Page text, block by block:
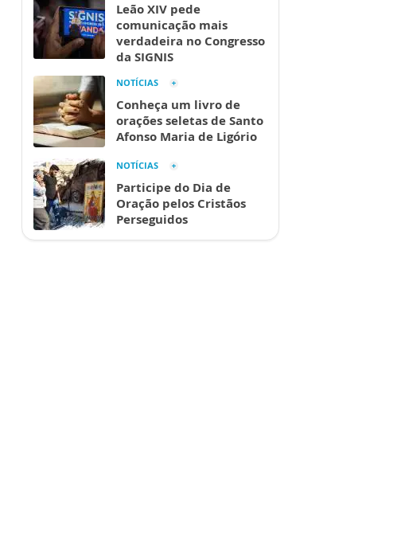
Leão XIV pede
comunicação mais
verdadeira no Congresso
da SIGNIS
NOTÍCIAS
Conheça um livro de
orações seletas de Santo
Afonso Maria de Ligório
NOTÍCIAS
Participe do Dia de
Oração pelos Cristãos
Perseguidos